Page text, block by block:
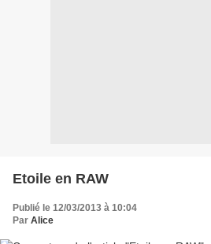
Etoile en RAW
Publié le 12/03/2013 à 10:04
Par Alice